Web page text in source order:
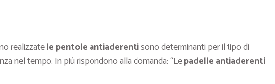
realizzatele pentole antiaderentisono determinanti per il tipo di
nel tempo. In più rispondono alla domanda: “Lepadelle antiaderenti